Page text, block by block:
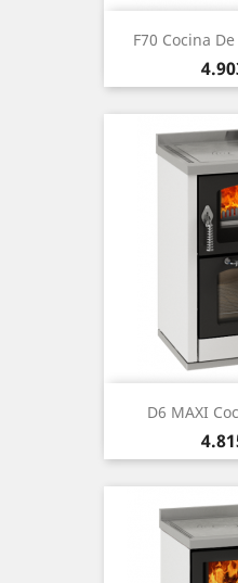
F70 Cocina
D6 MAXI